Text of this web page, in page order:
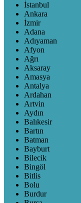
İstanbul
Ankara
İzmir
Adana
Adıyaman
Afyon
Ağrı
Aksaray
Amasya
Antalya
Ardahan
Artvin
Aydın
Balıkesir
Bartın
Batman
Bayburt
Bilecik
Bingöl
Bitlis
Bolu
Burdur